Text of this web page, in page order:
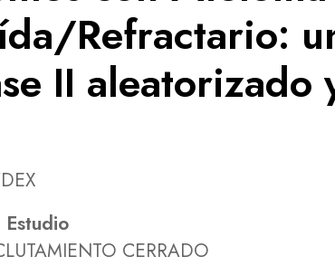
Refractario:
II aleatorizado
Estudio
CERRADO